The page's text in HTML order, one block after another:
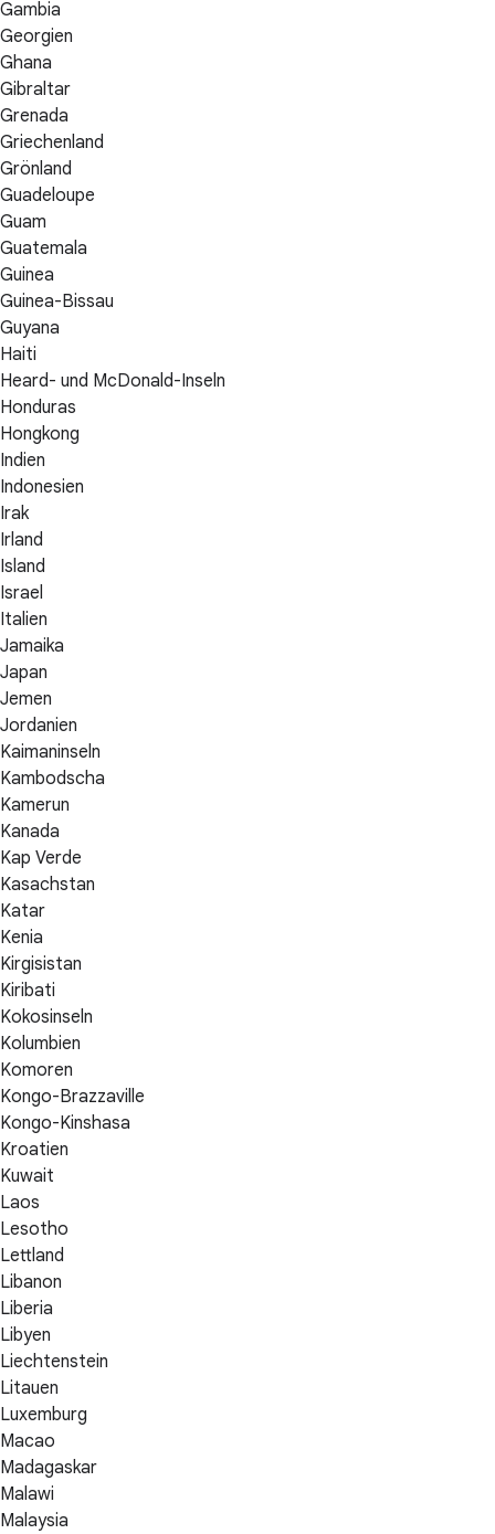
Gambia
Georgien
Ghana
Gibraltar
Grenada
Griechenland
Grönland
Guadeloupe
Guam
Guatemala
Guinea
Guinea-Bissau
Guyana
Haiti
Heard- und McDonald-Inseln
Honduras
Hongkong
Indien
Indonesien
Irak
Irland
Island
Israel
Italien
Jamaika
Japan
Jemen
Jordanien
Kaimaninseln
Kambodscha
Kamerun
Kanada
Kap Verde
Kasachstan
Katar
Kenia
Kirgisistan
Kiribati
Kokosinseln
Kolumbien
Komoren
Kongo-Brazzaville
Kongo-Kinshasa
Kroatien
Kuwait
Laos
Lesotho
Lettland
Libanon
Liberia
Libyen
Liechtenstein
Litauen
Luxemburg
Macao
Madagaskar
Malawi
Malaysia